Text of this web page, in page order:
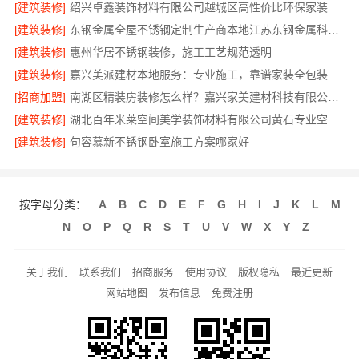
[建筑装修] 绍兴卓鑫装饰材料有限公司越城区高性价比环保家装
[建筑装修]
东钢金属全屋不锈钢定制生产商本地江苏东钢金属科技有限公司
[建筑装修] 惠州华居不锈钢装修，施工工艺规范透明
[建筑装修] 嘉兴美派建材本地服务：专业施工，靠谱家装全包装
[招商加盟]
南湖区精装房装修怎么样？嘉兴家美建材科技有限公司详解
[建筑装修]
[建筑装修] 句容慕新不锈钢卧室施工方案哪家好
按字母分类： A B C D E F G H I J K L
M
N
O P Q R S T U V W X Y Z
关于我们 联系我们 招商服务 使用协议 版权隐私
最近更新
网站地图
发布信息 免费注册